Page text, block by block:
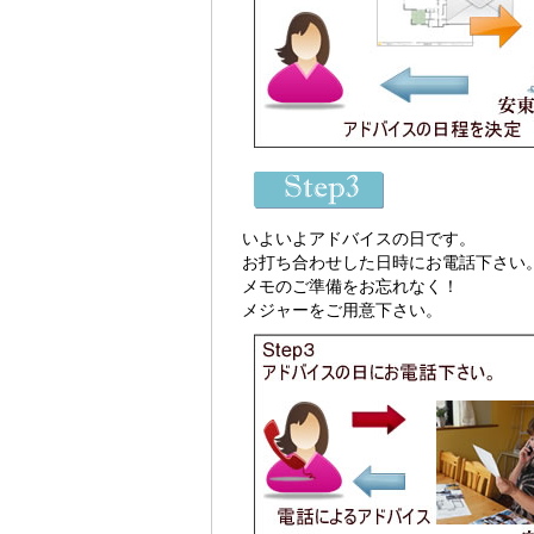
いよいよアドバイスの日です。
お打ち合わせした日時にお電話下さい
メモのご準備をお忘れなく！
メジャーをご用意下さい。